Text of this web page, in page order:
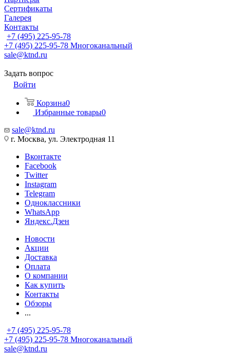
Сертификаты
Галерея
Контакты
+7 (495) 225-95-78
+7 (495) 225-95-78 Многоканальный
sale@ktnd.ru
Задать вопрос
Войти
Корзина0
Избранные товары0
sale@ktnd.ru
г. Москва, ул. Электродная 11
Вконтакте
Facebook
Twitter
Instagram
Telegram
Одноклассники
WhatsApp
Яндекс.Дзен
Новости
Акции
Доставка
Оплата
О компании
Как купить
Контакты
Обзоры
...
+7 (495) 225-95-78
+7 (495) 225-95-78 Многоканальный
sale@ktnd.ru